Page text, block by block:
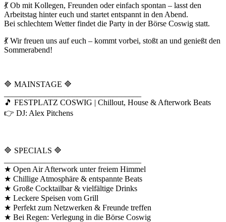
💃 Ob mit Kollegen, Freunden oder einfach spontan – lasst den
Arbeitstag hinter euch und startet entspannt in den Abend.
Bei schlechtem Wetter findet die Party in der Börse Coswig statt.
💃 Wir freuen uns auf euch – kommt vorbei, stoßt an und genießt den
Sommerabend!
🔷 MAINSTAGE 🔷
🎵 FESTPLATZ COSWIG | Chillout, House & Afterwork Beats
👉 DJ: Alex Pitchens
🔷 SPECIALS 🔷
★ Open Air Afterwork unter freiem Himmel
★ Chillige Atmosphäre & entspannte Beats
★ Große Cocktailbar & vielfältige Drinks
★ Leckere Speisen vom Grill
★ Perfekt zum Netzwerken & Freunde treffen
★ Bei Regen: Verlegung in die Börse Coswig